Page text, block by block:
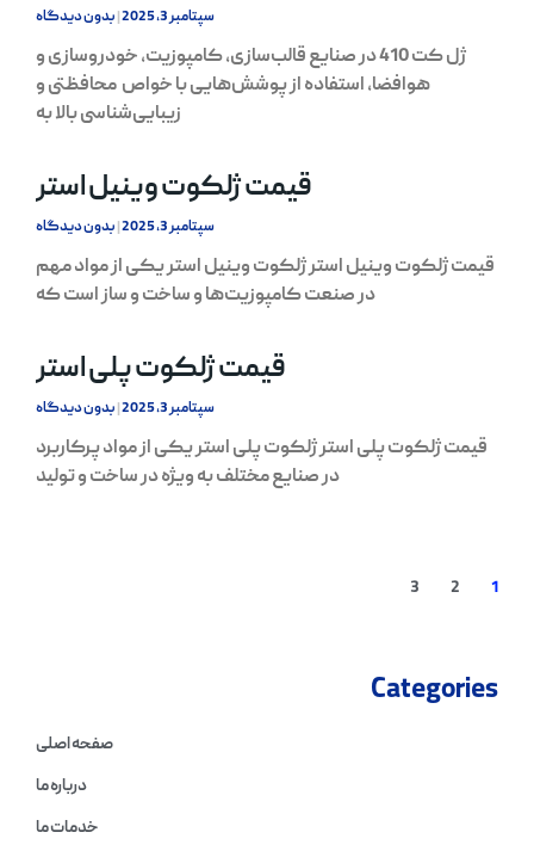
سپتامبر 3, 2025 بدون دیدگاه
ژل کت 410 در صنایع قالب‌سازی، کامپوزیت، خودروسازی و
هوافضا، استفاده از پوشش‌هایی با خواص محافظتی و
زیبایی‌شناسی بالا به
قیمت ژلکوت وینیل استر
سپتامبر 3, 2025 بدون دیدگاه
قیمت ژلکوت وینیل استر ژلکوت وینیل استر یکی از مواد مهم
در صنعت کامپوزیت‌ها و ساخت و ساز است که
قیمت ژلکوت پلی استر
سپتامبر 3, 2025 بدون دیدگاه
قیمت ژلکوت پلی استر ژلکوت پلی استر یکی از مواد پرکاربرد
در صنایع مختلف به ویژه در ساخت و تولید
1
2
3
Categories
صفحه اصلی
درباره ما
خدمات ما